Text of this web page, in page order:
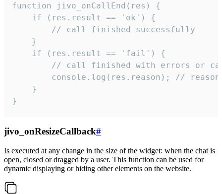
function jivo_onCallEnd(res) {
    if (res.result == 'ok') {
        // call finished successfully
    }
    if (res.result == 'fail') {
// call finished with errors or
console.log(res.reason); //
    }
}
jivo_onResizeCallback#
Is executed at any change in the size of the widget: when the chat is
open, closed or dragged by a user. This function can be used for
dynamic displaying or hiding other elements on the website.